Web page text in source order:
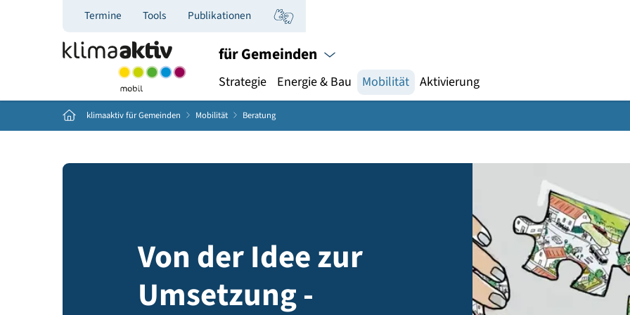
Termine Tools Publikationen
für Gemeinden
Strategie Energie & Bau Mobilität Aktivierung
Home klimaaktiv für Gemeinden Mobilität Beratung
Von der Idee zur